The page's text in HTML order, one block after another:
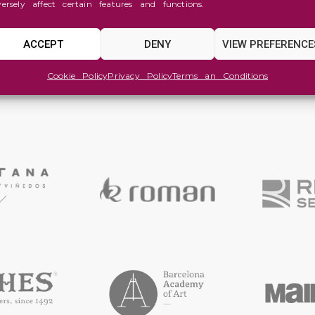
affect certain features and functions.
ACCEPT DENY VIEW
Cookie PolicyPrivacy PolicyTerms an Conditions